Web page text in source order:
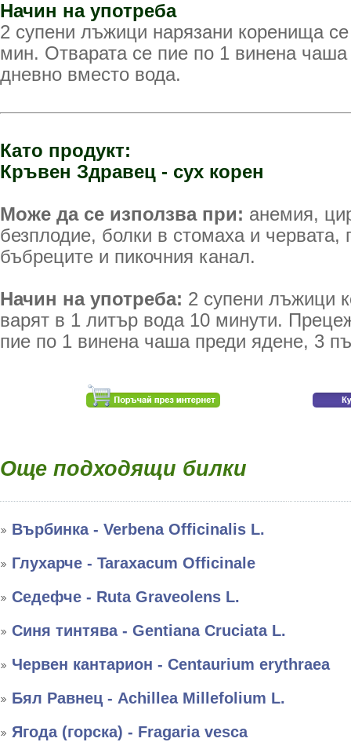
Начин на употреба
2 супени лъжици нарязани коренища
мин. Отварата се пие по 1 винена
дневно вместо вода.
Като продукт:
Кръвен Здравец - сух корен
Може да се използва при: анемия,
безплодие, болки в стомаха и
бъбреците и пикочния канал.
Начин на употреба: 2 супени лъжици
варят в 1 литър вода 10 минути.
пие по 1 винена чаша преди ядене, 3
Още подходящи билки
Върбинка - Verbena Officinalis L.
Глухарче - Taraxacum Officinale
Седефче - Ruta Graveolens L.
Синя тинтява - Gentiana Cruciata L.
Червен кантарион - Centaurium erythraea
Бял Равнец - Achillea Millefolium L.
Ягода (горска) - Fragaria vesca